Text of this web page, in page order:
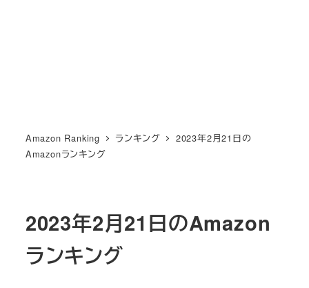
Amazon Ranking ランキング
2023年2月21日の
Amazonランキング
2023年2月21日のAmazon
ランキング